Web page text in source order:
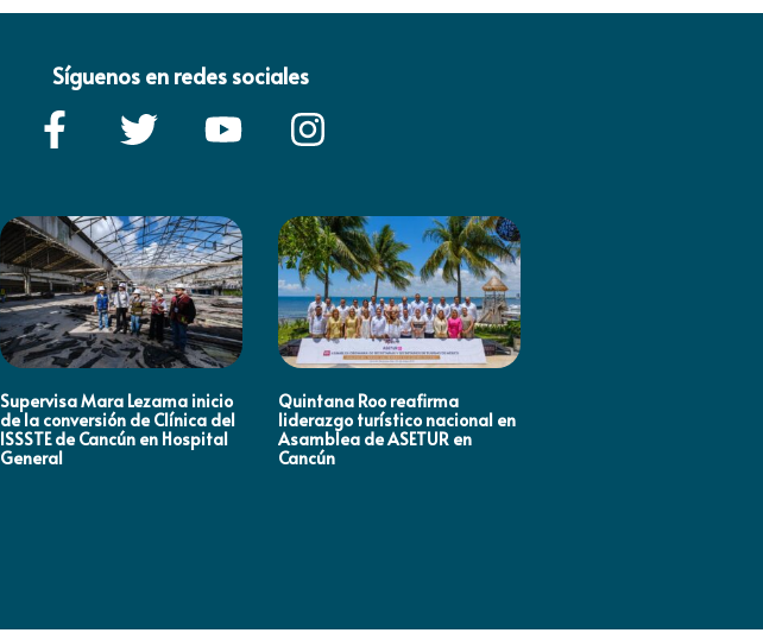
Síguenos en redes sociales
Supervisa Mara Lezama inicio
de la conversión de Clínica del
ISSSTE de Cancún en Hospital
General
Quintana Roo reafirma
liderazgo turístico nacional en
Asamblea de ASETUR en
Cancún